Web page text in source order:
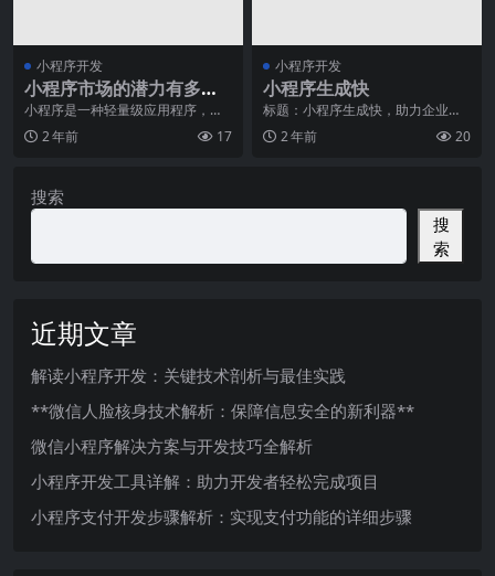
小程序开发
小程序市场的潜力有多
大？发展前景如何？
小程序是一种轻量级应用程序，为
用户提供了一种简洁、快速、便捷
的应用体验。它可以在
2 年前 17
小程序开发
小程序生成快
标题：小程序生成快，助力企业快
速发展随着移动互联网的快速发
展，小程序已经成为了企
2 年前 20
搜索
搜
索
近期文章
解读小程序开发：关键技术剖析与最佳实践
**微信人脸核身技术解析：保障信息安全的新利器**
微信小程序解决方案与开发技巧全解析
小程序开发工具详解：助力开发者轻松完成项目
小程序支付开发步骤解析：实现支付功能的详细步骤